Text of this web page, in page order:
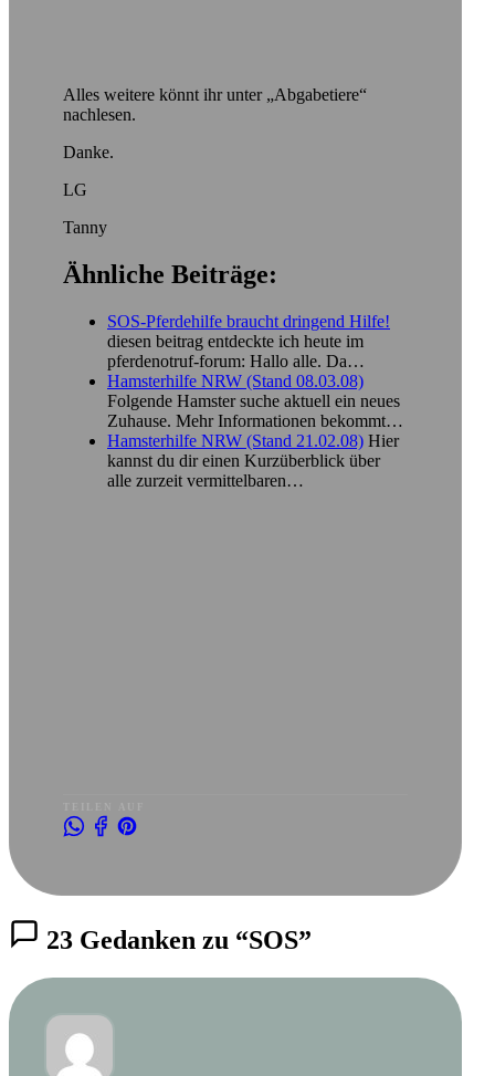
Alles weitere könnt ihr unter „Abgabetiere“
nachlesen.
Danke.
LG
Tanny
Ähnliche Beiträge:
SOS-Pferdehilfe braucht dringend Hilfe!
diesen beitrag entdeckte ich heute im
pferdenotruf-forum: Hallo alle. Da…
Hamsterhilfe NRW (Stand 08.03.08)
Folgende Hamster suche aktuell ein neues
Zuhause. Mehr Informationen bekommt…
Hamsterhilfe NRW (Stand 21.02.08) Hier
kannst du dir einen Kurzüberblick über
alle zurzeit vermittelbaren…
23 Gedanken zu “SOS”